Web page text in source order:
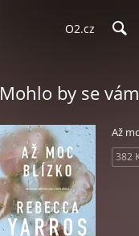
O2.cz
Mohlo by se
Až
382